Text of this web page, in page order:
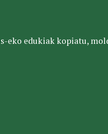
eko edukiak kopiatu,